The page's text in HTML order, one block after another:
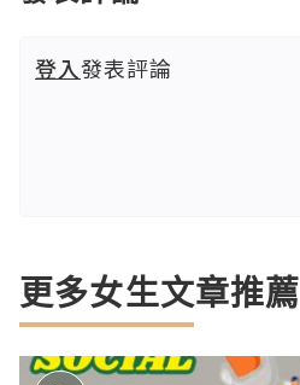
登入發表評論
更多女生文章推薦